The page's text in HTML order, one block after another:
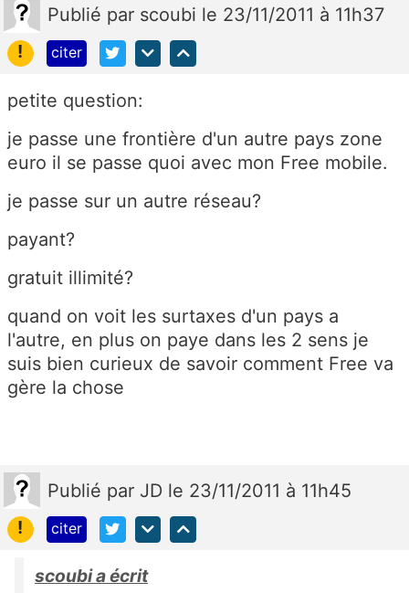
Publié par scoubi le 23/11/2011 à 11h37
!
citer
petite question:
je passe une frontière d'un autre pays zone
euro il se passe quoi avec mon Free mobile.
je passe sur un autre réseau?
payant?
gratuit illimité?
quand on voit les surtaxes d'un pays a
l'autre, en plus on paye dans les 2 sens je
suis bien curieux de savoir comment Free va
gère la chose
Publié par JD le 23/11/2011 à 11h45
!
citer
scoubi a écrit